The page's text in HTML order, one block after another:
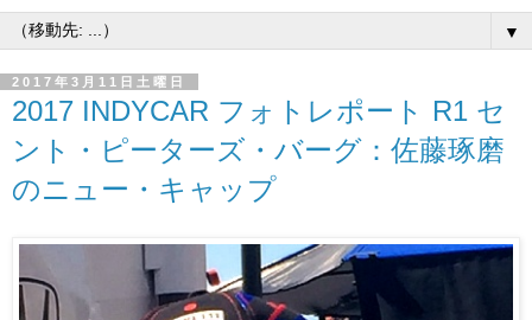
▼
2017年3月11日土曜日
2017 INDYCAR フォトレポート R1 セ
ント・ピーターズ・バーグ：佐藤琢磨
のニュー・キャップ